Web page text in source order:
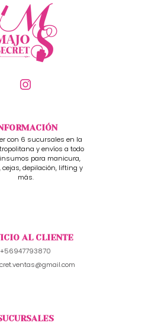
con 6 sucursales en la
y envíos a todo
para manicura,
cejas, depilación, lifting y
más.
AL CLIENTE
+56947793870